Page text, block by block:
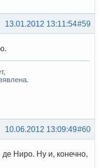
#59
13.01.2012 13:11:54
#60
10.06.2012 13:09:49
Ниро. Ну и, конечно,